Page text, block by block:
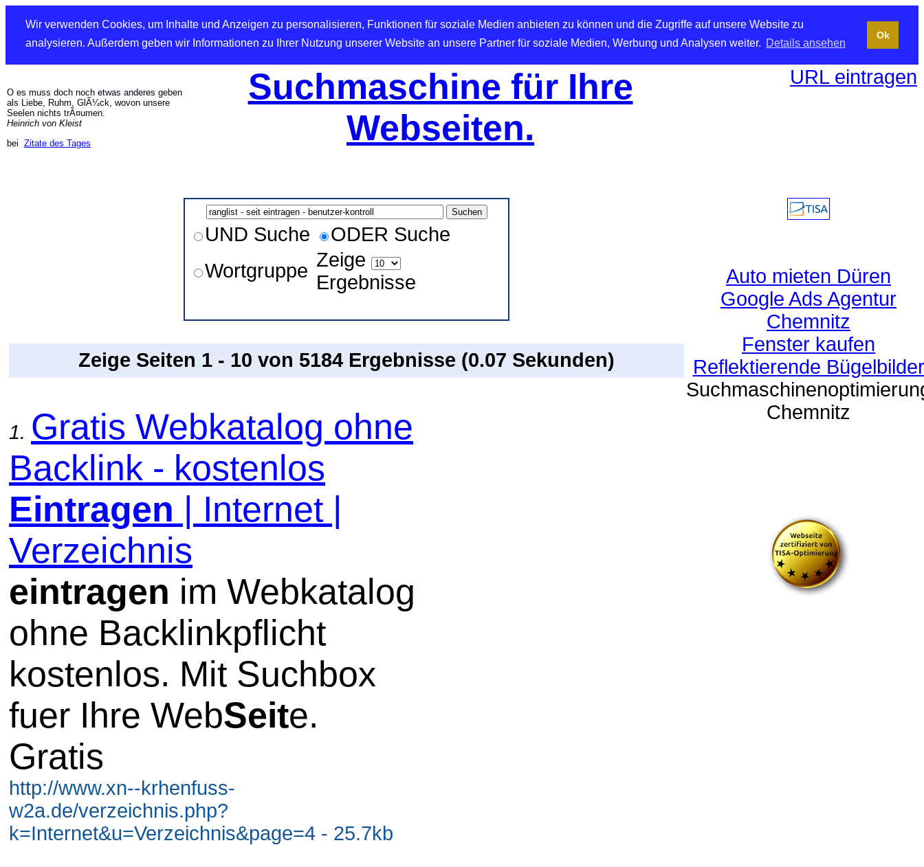
Wir verwenden Cookies, um Inhalte und Anzeigen zu personalisieren, Funktionen für soziale Medien anbieten zu können und die Zugriffe auf unsere Website zu
analysieren. Außerdem geben wir Informationen zu Ihrer Nutzung unserer Website an unsere Partner für soziale Medien, Werbung und Analysen weiter. Details ansehen
Ok
O es muss doch noch etwas anderes geben
als Liebe, Ruhm, GlÃ¼ck, wovon unsere
Seelen nichts trÃ¤umen.
Heinrich von Kleist
bei Zitate des Tages
Suchmaschine für Ihre
Webseiten.
URL eintragen
UND Suche
ODER Suche
Wortgruppe Zeige
Ergebnisse
Zeige Seiten 1 - 10 von 5184 Ergebnisse (0.07 Sekunden)
1. Gratis Webkatalog ohne
Backlink - kostenlos
Eintragen | Internet |
Verzeichnis
eintragen im Webkatalog
ohne Backlinkpflicht
kostenlos. Mit Suchbox
fuer Ihre WebSeite.
Gratis
http://www.xn--krhenfuss-
w2a.de/verzeichnis.php?
k=Internet&u=Verzeichnis&page=4 - 25.7kb
Auto mieten Düren
Google Ads Agentur
Chemnitz
Fenster kaufen
Reflektierende Bügelbilder
Chemnitz